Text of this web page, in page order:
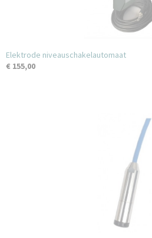
Elektrode niveauschakelautomaat
€ 155,00